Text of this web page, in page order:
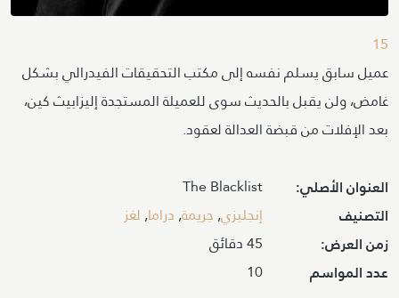
15
عميل سابق يسلم نفسه إلى مكتب التحقيقات الفيدرالي بشكل
غامض، ولن يقبل بالحديث سوى للعميلة المستجدة إليزابيث كين،
بعد الإفلات من قبضة العدالة لعقود.
العنوان الأصلي: The Blacklist
التصنيف إنجليزي,جريمة,دراما,لغز
زمن العرض: 45 دقائق
عدد المواسم 10